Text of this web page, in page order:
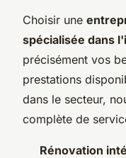
Choisir une
spécialisée dans
précisément vos
prestations
dans le secteur,
complète de
Rénovation